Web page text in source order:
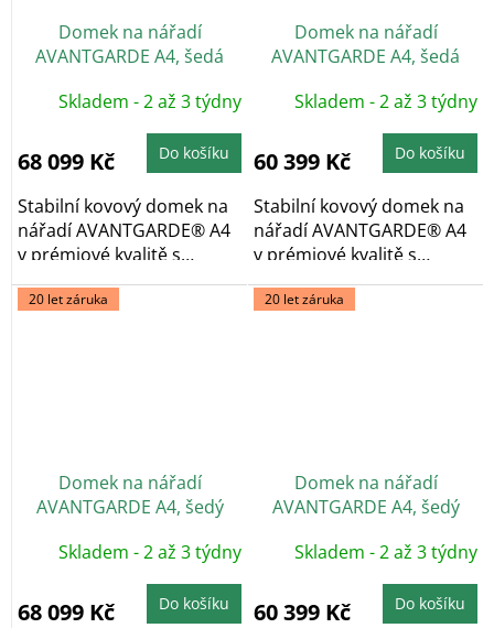
Domek na nářadí
AVANTGARDE A4, šedá
Skladem - 2 až 3 týdny
68 099 Kč Do košíku
Stabilní kovový domek na
nářadí AVANTGARDE® A4
v prémiové kvalitě s
pultovou...
Domek na nářadí
AVANTGARDE A4, šedá
dveře
Skladem - 2 až 3 týdny
60 399 Kč Do košíku
Stabilní kovový domek na
nářadí AVANTGARDE® A4
v prémiové kvalitě s
pultovou...
20 let záruka
Domek na nářadí
AVANTGARDE A4, šedý
Skladem - 2 až 3 týdny
68 099 Kč Do košíku
20 let záruka
Domek na nářadí
AVANTGARDE A4, šedý
Skladem - 2 až 3 týdny
60 399 Kč Do košíku